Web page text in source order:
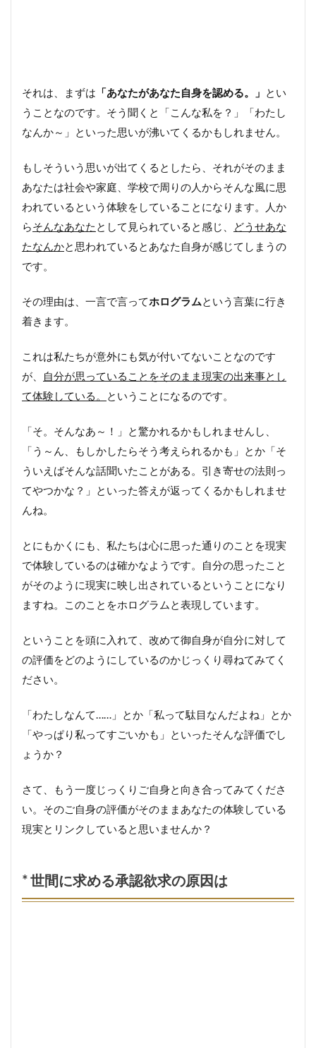
の
因
は
*
感
情
の
特
己
信
頼
の
強
い
確
それは、まずは 「あなたがあなた自身を認める。」
とい
うことなのです。そう聞くと「こんな私を？」「わたし
なんか～」といった思いが沸いてくるかもしれません。
もしそういう思いが出てくるとしたら、それがそのまま
あなたは社会や家庭、学校で周りの人からそんな風に思
われているという体験をしていることになります。人か
らそんなあなた として見られていると感じ、
どうせあな
たなんかと思われているとあなた自身が感じてしまうの
です。
その理由は、一言で言ってホログラム という言葉に行き
着きます。
これは私たちが意外にも気が付いてないことなのです
が、
自分が思っていることをそのまま現実の出来事とし
て体験している。
ということになるのです。
「そ。そんなあ～！」と驚かれるかもしれませんし、
「う～ん、もしかしたらそう考えられるかも」とか「そ
ういえばそんな話聞いたことがある。引き寄せの法則っ
てやつかな？」といった答えが返ってくるかもしれませ
んね。
とにもかくにも、私たちは心に思った通りのことを現実
で体験しているのは確かなようです。自分の思ったこと
がそのように現実に映し出されているということになり
ますね。このことをホログラムと表現しています。
ということを頭に入れて、改めて御自身が自分に対して
の評価をどのようにしているのかじっくり尋ねてみてく
ださい。
「わたしなんて……」とか「私って駄目なんだよね」とか
「やっぱり私ってすごいかも」といったそんな評価でし
ょうか？
さて、もう一度じっくりご自身と向き合ってみてくださ
い。そのご自身の評価がそのままあなたの体験している
現実とリンクしていると思いませんか？
* 世間に求める承認欲求の原因は